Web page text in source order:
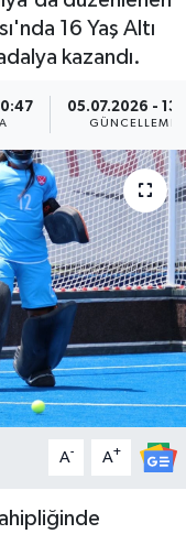
16 Yaş Altı
kazandı.
05.07.2026 -
GÜNCELLEME
A- A+